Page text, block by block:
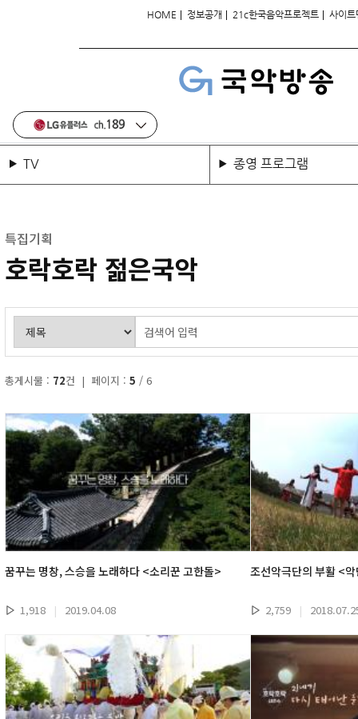
HOME | 정보공개 | 21c한국음악프로젝트 | 사이트
TV 종영 프로그램
특집기획
호락호락 젊은국악
총게시물 : 72건 | 페이지 :5 / 6
꿈꾸는 명창, 스승을 노래하다 <소리꾼 고한돌>
1,918 | 2019.04.08
조선악극단의 부활 <
2,759 |